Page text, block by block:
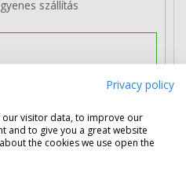
szállítás
színes patron
Privacy policy
our visitor data, to improve our
and to give you a great website
the cookies we use open the